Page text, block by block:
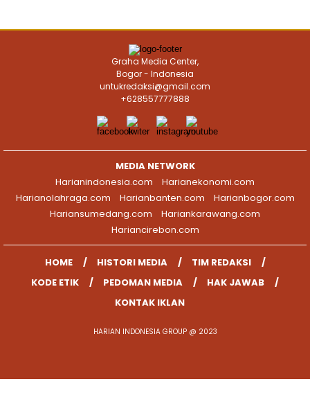
Graha Media Center,
Bogor - Indonesia
untukredaksi@gmail.com
+628557777888
MEDIA NETWORK
Harianindonesia.com
Harianekonomi.com
Harianolahraga.com
Harianbanten.com
Harianbogor.com
Hariansumedang.com
Hariankarawang.com
Hariancirebon.com
HOME HISTORI MEDIA
TIM REDAKSI
KODE ETIK
PEDOMAN MEDIA
HAK JAWAB
KONTAK IKLAN
HARIAN INDONESIA GROUP @ 2023